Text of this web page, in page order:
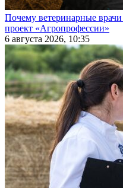
Почему ветеринарные
проект «Агропрофессии»
6 августа 2026, 10:35